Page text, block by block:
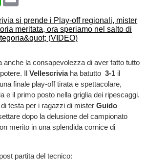
anche la consapevolezza di aver fatto tutto
Il Vellescriviaha batutto 3-1il
finale play-off tirata e spettacolare,
e il primo posto nella griglia dei ripescaggi.
testa per i ragazzi di mister Guido
dopo la delusione del campionato
merito in una splendida cornice di
partita del tecnico: